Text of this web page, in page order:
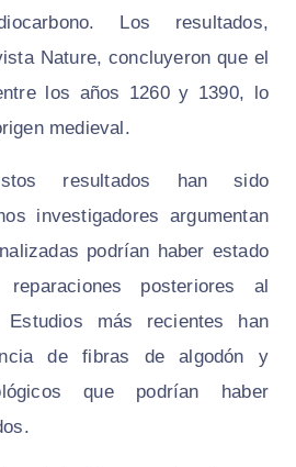
Los resultados,
Nature, concluyeron que el
los años 1260 y 1390, lo
medieval.
resultados han sido
investigadores argumentan
podrían haber estado
reparaciones posteriores al
más recientes han
de fibras de algodón y
que podrían haber